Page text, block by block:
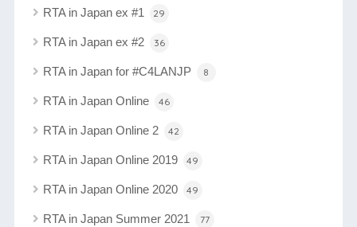
RTA in Japan ex #1 29
RTA in Japan ex #2 36
RTA in Japan for #C4LANJP 8
RTA in Japan Online 46
RTA in Japan Online 2 42
RTA in Japan Online 2019 49
RTA in Japan Online 2020 49
RTA in Japan Summer 2021 77